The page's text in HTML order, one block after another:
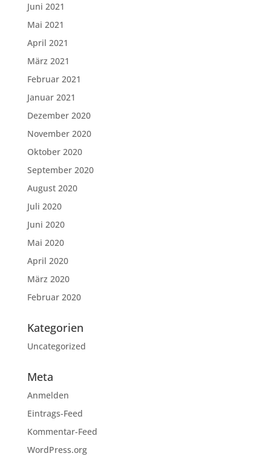
Juni 2021
Mai 2021
April 2021
März 2021
Februar 2021
Januar 2021
Dezember 2020
November 2020
Oktober 2020
September 2020
August 2020
Juli 2020
Juni 2020
Mai 2020
April 2020
März 2020
Februar 2020
Kategorien
Uncategorized
Meta
Anmelden
Eintrags-Feed
Kommentar-Feed
WordPress.org